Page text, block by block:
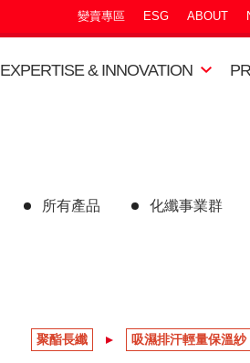
變賣專區 ESG ABOUT
EXPERTISE & INNOVATION
所有產品 化纖事業群
聚酯長纖 吸濕排汗輕量保溫紗